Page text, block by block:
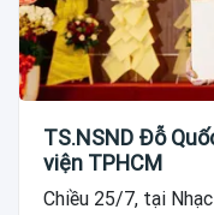
TS.NSND Đỗ
viện TPHCM
Chiều 25/7, tại